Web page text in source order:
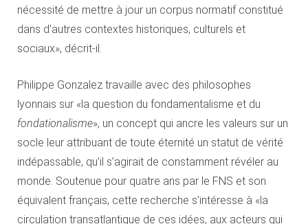
nécessité de mettre à jour un corpus normatif constitué
dans d’autres contextes historiques, culturels et
sociaux», décrit-il.
Philippe Gonzalez travaille avec des philosophes
lyonnais sur «la question du fondamentalisme et du
fondationalisme», un concept qui ancre les valeurs sur un
socle leur attribuant de toute éternité un statut de vérité
indépassable, qu’il s’agirait de constamment révéler au
monde. Soutenue pour quatre ans par le FNS et son
équivalent français, cette recherche s’intéresse à «la
circulation transatlantique de ces idées, aux acteurs qui